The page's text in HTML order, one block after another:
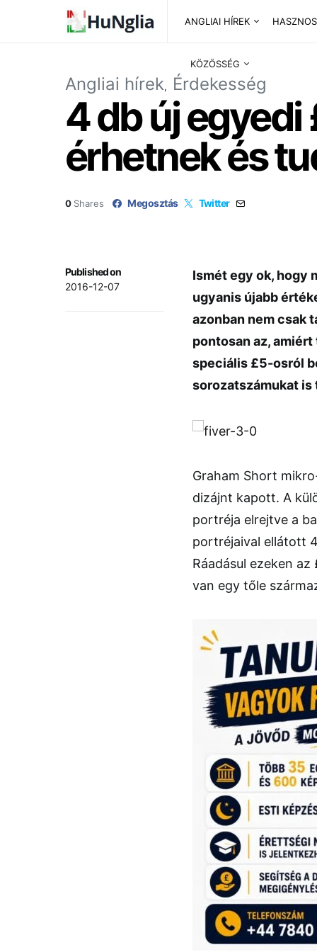
ANGLIAI HÍREK
KÖZÖSSÉG
Angliai hírek Érdekesség
4 db új
érhetnek és
0 Shares Megosztás Twitter
Published on
2016-12-07
Ismét egy ok, hogy
ugyanis újabb
azonban nem csak
pontosan az,
speciális £5-osról
sorozatszámukat is
Graham Short
dizájnt kapott. A
portréja elrejtve a
portréjaival ellátott
Ráadásul ezeken
van egy tőle